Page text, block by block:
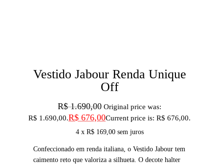
Vestido Jabour Renda Unique
Off
R$1.690,00 Original price was:
R$ 1.690,00.R$ 676,00Current price is: R$ 676,00.
4 x R$169,00sem juros
Confeccionado em renda italiana, o Vestido Jabour tem
caimento reto que valoriza a silhueta. O decote halter